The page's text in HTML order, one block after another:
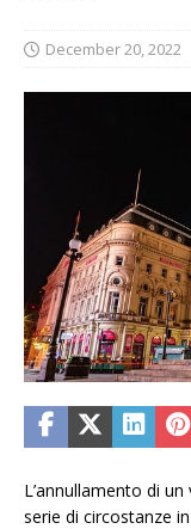
December 20, 2022
L’annullamento di
serie di circostanze